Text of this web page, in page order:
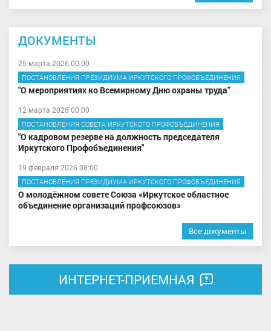
ДОКУМЕНТЫ
25 марта 2026 00:00
ПОСТАНОВЛЕНИЯ ПРЕЗИДИУМА ИРКУТСКОГО ПРОФОБЪЕДИНЕНИЯ
"О мероприятиях ко Всемирному Дню охраны труда"
12 марта 2026 00:00
ПОСТАНОВЛЕНИЯ СОВЕТА ИРКУТСКОГО ПРОФОБЪЕДИНЕНИЯ
"О кадровом резерве на должность председателя
Иркутского Профобъединения"
19 февраля 2026 08:00
ПОСТАНОВЛЕНИЯ ПРЕЗИДИУМА ИРКУТСКОГО ПРОФОБЪЕДИНЕНИЯ
О молодёжном совете Союза «Иркутское областное
объединение организаций профсоюзов»
Все документы
ИНТЕРНЕТ-ПРИЕМНАЯ